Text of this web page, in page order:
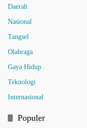
Daerah
Nasional
Tangsel
Olahraga
Gaya Hidup
Teknologi
Internasional
Populer